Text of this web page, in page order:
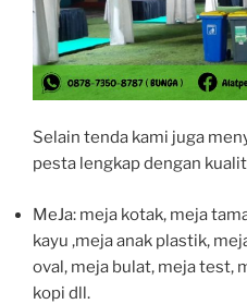
Selain tenda kami juga
pesta lengkap dengan
MeJa: meja kotak, meja
kayu ,meja anak plastik,
oval, meja bulat, meja test,
kopi dll.